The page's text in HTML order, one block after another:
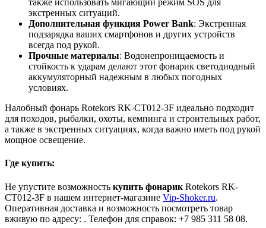
также использовать мигающий режим SOS для
экстренных ситуаций.
Дополнительная функция Power Bank: Экстренная
подзарядка ваших смартфонов и других устройств
всегда под рукой.
Прочные материалы: Водонепроницаемость и
стойкость к ударам делают этот фонарик светодиодный
аккумуляторный надежным в любых погодных
условиях.
Налобный фонарь Rotekors RK-CT012-3F идеально подходит
для походов, рыбалки, охоты, кемпинга и строительных работ,
а также в экстренных ситуациях, когда важно иметь под рукой
мощное освещение.
Где купить:
Не упустите возможность купить фонарик Rotekors RK-
CT012-3F в нашем интернет-магазине Vip-Shoker.ru.
Оперативная доставка и возможность посмотреть товар
вживую по адресу: . Телефон для справок: +7 985 311 58 08.